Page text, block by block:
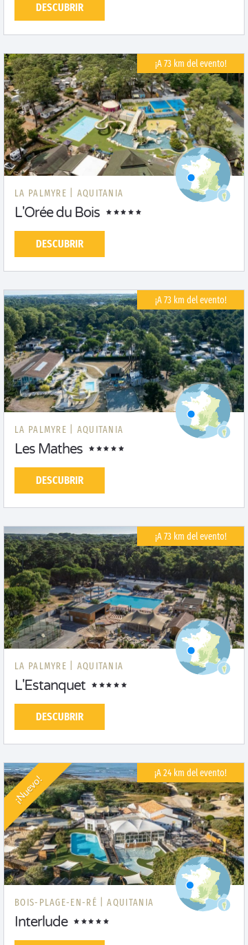
DESCUBRIR
¡A 73 km del evento!
LA PALMYRE | AQUITANIA
L'Orée du Bois
DESCUBRIR
¡A 73 km del evento!
LA PALMYRE | AQUITANIA
Les Mathes
DESCUBRIR
¡A 73 km del evento!
LA PALMYRE | AQUITANIA
L'Estanquet
DESCUBRIR
¡Nuevo!
¡A 24 km del evento!
BOIS-PLAGE-EN-RÉ | AQUITANIA
Interlude